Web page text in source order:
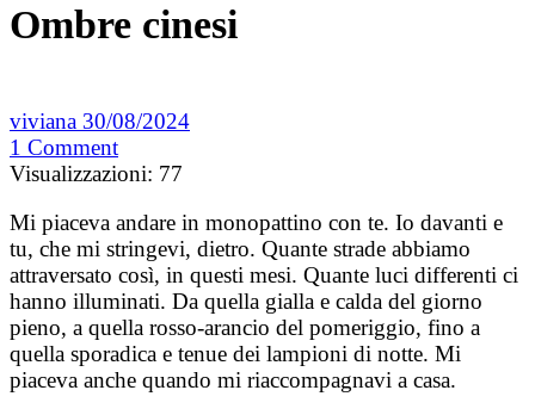
Ombre cinesi
viviana 30/08/2024
1 Comment
Visualizzazioni: 77
Mi piaceva andare in monopattino con te. Io davanti e
tu, che mi stringevi, dietro. Quante strade abbiamo
attraversato così, in questi mesi. Quante luci differenti ci
hanno illuminati. Da quella gialla e calda del giorno
pieno, a quella rosso-arancio del pomeriggio, fino a
quella sporadica e tenue dei lampioni di notte. Mi
piaceva anche quando mi riaccompagnavi a casa.